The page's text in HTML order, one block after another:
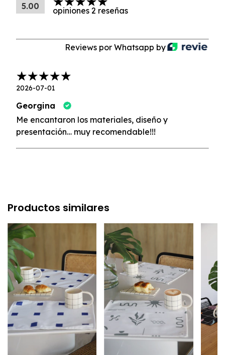
5.00 opiniones 2 reseñas
Reviews por Whatsapp by
2026-07-01
Georgina
Me encantaron los materiales, diseño y
presentación… muy recomendable!!!
Productos similares